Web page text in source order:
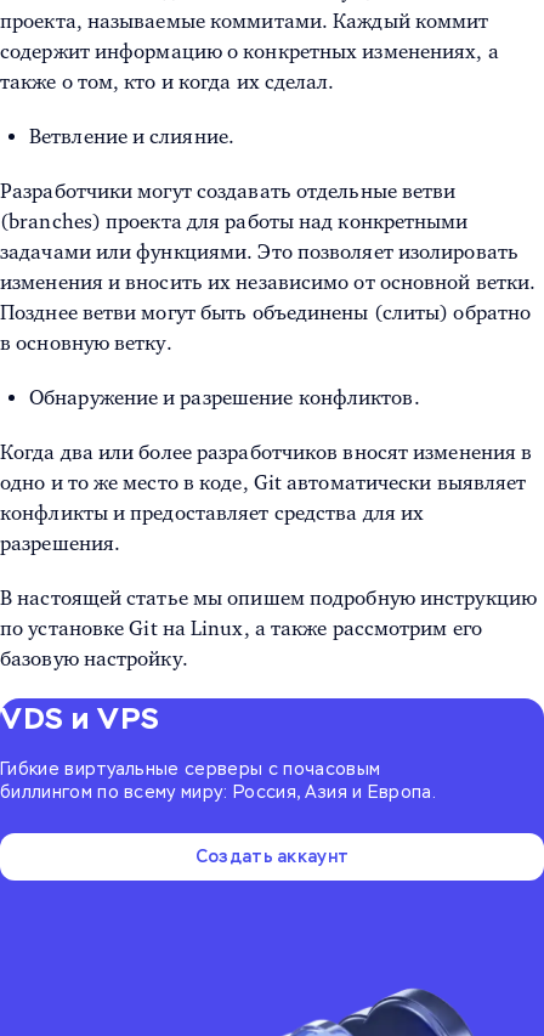
проекта, называемые коммитами. Каждый коммит
содержит информацию о конкретных изменениях, а
также о том, кто и когда их сделал.
Ветвление и слияние.
Разработчики могут создавать отдельные ветви
(branches) проекта для работы над конкретными
задачами или функциями. Это позволяет изолировать
изменения и вносить их независимо от основной ветки.
Позднее ветви могут быть объединены (слиты) обратно
в основную ветку.
Обнаружение и разрешение конфликтов.
Когда два или более разработчиков вносят изменения в
одно и то же место в коде, Git автоматически выявляет
конфликты и предоставляет средства для их
разрешения.
В настоящей статье мы опишем подробную инструкцию
по установке Git на Linux, а также рассмотрим его
базовую настройку.
VDS и VPS
Гибкие виртуальные серверы с почасовым
биллингом по всему миру: Россия, Азия и Европа.
Создать аккаунт